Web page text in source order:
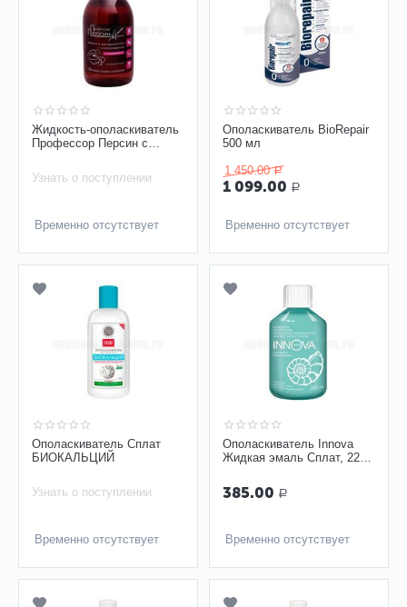
Жидкость-ополаскиватель
Профессор Персин с
Узнать о поступлении
Временно отсутствует
Ополаскиватель BioRepair
500 мл
1 450.00 Р
1 099.00 Р
Временно отсутствует
Ополаскиватель Сплат
БИОКАЛЬЦИЙ
Узнать о поступлении
Временно отсутствует
Ополаскиватель Innova
Жидкая эмаль Сплат, 220
385.00 Р
Временно отсутствует